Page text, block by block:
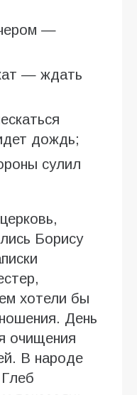
—
— ждать
дождь;
сулил
Борису
хотели бы
День
очищения
В народе